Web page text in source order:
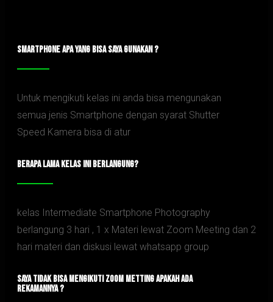
SMARTPHONE APA YANG BISA SAYA GUNAKAN ?
Untuk mengikuti kelas ini anda bisa mengunakan
semua jenis Smartphone dengan syarat Shutter
Speed Kamera bisa di atur
BERAPA LAMA KELAS INI BERLANGUNG?
kelas Intermediate Smartphone Photography
berlangung 3 hari , 1 x Materi lewat Zoom Meeting dan 2
hari materi dan diskusi lewat whatsapp group
SAYA TIDAK BISA MENGIKUTI ZOOM METTING APAKAH ADA
REKAMANNYA ?